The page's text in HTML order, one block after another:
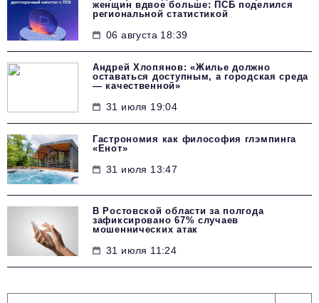
женщин вдвое больше: ПСБ поделился
региональной статистикой
06 августа 18:39
Андрей Хлопянов: «Жилье должно
оставаться доступным, а городская среда
— качественной»
31 июля 19:04
Гастрономия как философия глэмпинга
«Енот»
31 июля 13:47
В Ростовской области за полгода
зафиксировано 67% случаев
мошеннических атак
31 июля 11:24